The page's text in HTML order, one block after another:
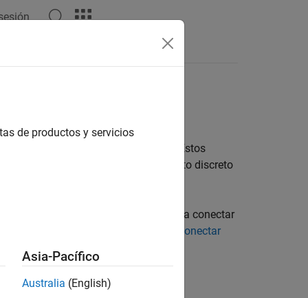
Respuestas
físicas, organizadas por función. Estos
físicas, modelar comportamiento discreto
necesita bloques de conversión para conectar
más información, consulte
Conectar
de productos y servicios
Asia-Pacífico
Australia (English)